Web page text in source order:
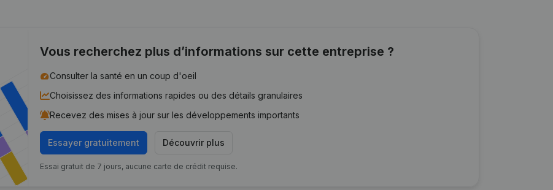
Vous recherchez plus d’informations sur cette entreprise ?
Consulter la santé en un coup d'oeil
Choisissez des informations rapides ou des détails granulaires
Recevez des mises à jour sur les développements importants
Essayer gratuitement Découvrir plus
Essai gratuit de 7 jours, aucune carte de crédit requise.